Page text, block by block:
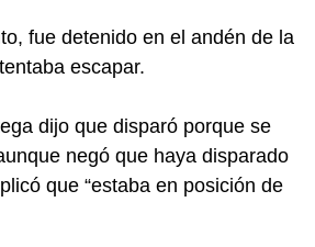
fue detenido en el andén de la
escapar.
dijo que disparó porque se
negó que haya disparado
que “estaba en posición de